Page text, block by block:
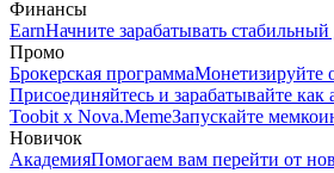
Финансы
EarnНачните зарабатывать
Промо
Брокерская программаМонетизируйте
Присоединяйтесь и зарабатывайте как
Toobit x Nova.MemeЗапускайте
Новичок
АкадемияПомогаем вам перейти от